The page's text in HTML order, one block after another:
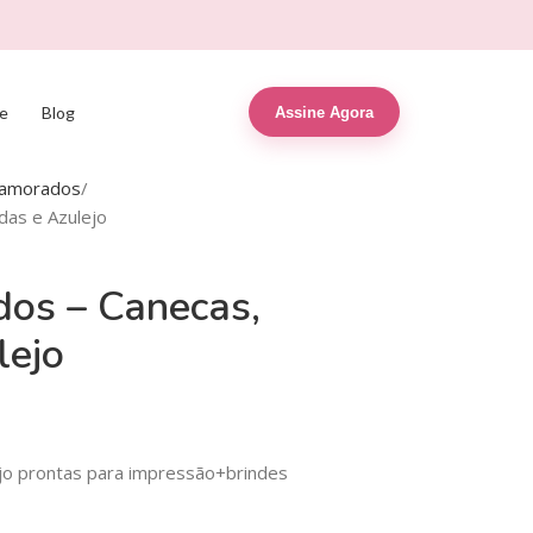
Blog Assine Agora
e Azulejo
– Canecas,
prontas para impressão+brindes